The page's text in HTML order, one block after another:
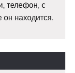
телефон, с
он находится,